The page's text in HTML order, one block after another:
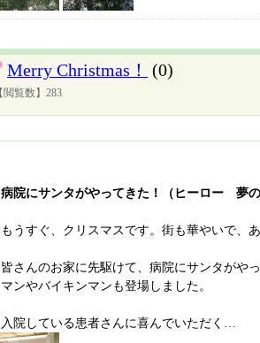
Merry Christmas！ (0)
閲覧数】283
病院にサンタがやってきた！（ヒーロー 夢の
すぐ、クリスマスです。街も華やいで、あ
んのお家に先駆けて、病院にサンタがや
ンやバイキンマンも登場しました。
している患者さんに喜んでいただく…